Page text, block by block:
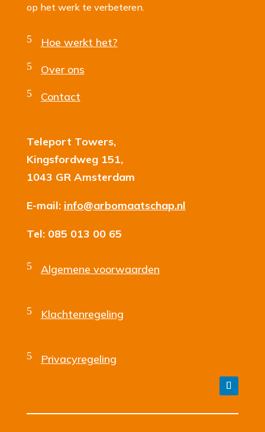
op het werk te verbeteren.
5 Hoe werkt het?
5 Over ons
5 Contact
Teleport Towers,
Kingsfordweg 151,
1043 GR Amsterdam
E-mail: info@arbomaatschap.nl
Tel: 085 013 00 65
5 Algemene voorwaarden
5 Klachtenregeling
5 Privacyregeling